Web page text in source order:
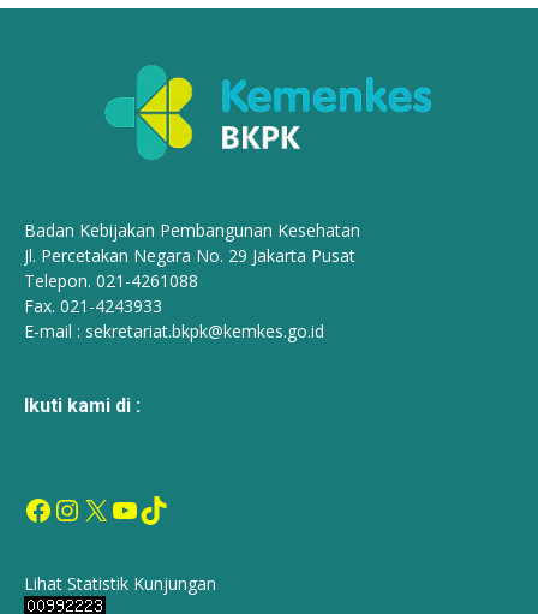
Badan Kebijakan Pembangunan Kesehatan
Jl. Percetakan Negara No. 29 Jakarta Pusat
Telepon. 021-4261088
Fax. 021-4243933
E-mail : sekretariat.bkpk@kemkes.go.id
Ikuti kami di :
Facebook
Instagram
X YouTube
TikTok
Lihat Statistik Kunjungan